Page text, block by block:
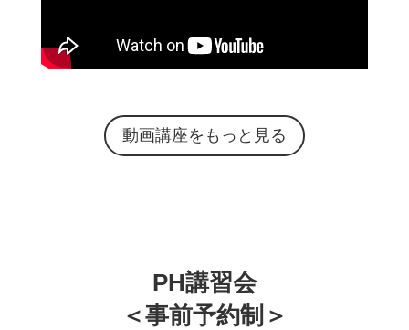
動画講座をもっと見る
PH講習会
＜事前予約制＞